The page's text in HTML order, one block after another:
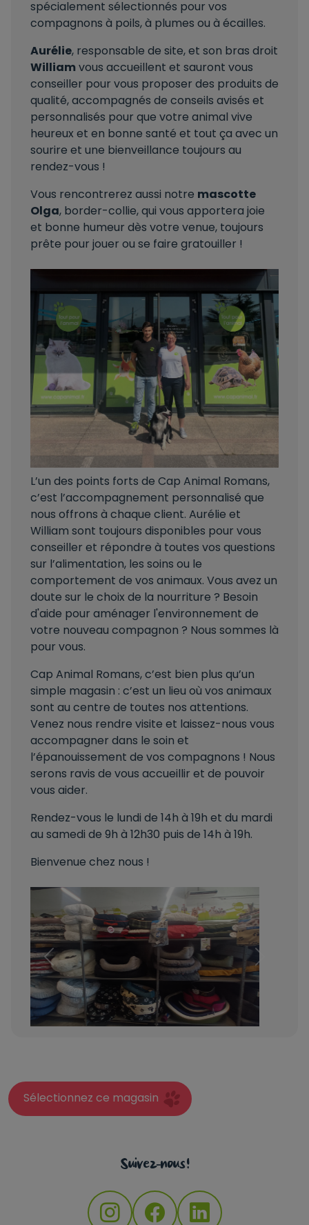
spécialement sélectionnés pour vos
compagnons à poils, à plumes ou à écailles.
Aurélie, responsable de site, et son bras droit
Williamvous accueillent et sauront vous
conseiller pour vous proposer des produits de
qualité, accompagnés de conseils avisés et
personnalisés pour que votre animal vive
heureux et en bonne santé et tout ça avec un
sourire et une bienveillance toujours au
rendez-vous !
Vous rencontrerez aussi notre mascotte
Olga, border-collie, qui vous apportera joie
et bonne humeur dès votre venue, toujours
prête pour jouer ou se faire gratouiller !
L’un des points forts de Cap Animal Romans,
c’est l’accompagnement personnalisé que
nous offrons à chaque client. Aurélie et
William sont toujours disponibles pour vous
conseiller et répondre à toutes vos questions
sur l’alimentation, les soins ou le
comportement de vos animaux. Vous avez un
doute sur le choix de la nourriture ? Besoin
d'aide pour aménager l'environnement de
votre nouveau compagnon ? Nous sommes là
pour vous.
Cap Animal Romans, c’est bien plus qu’un
simple magasin : c’est un lieu où vos animaux
sont au centre de toutes nos attentions.
Venez nous rendre visite et laissez-nous vous
accompagner dans le soin et
l’épanouissement de vos compagnons ! Nous
serons ravis de vous accueillir et de pouvoir
vous aider.
Rendez-vous le lundi de 14h à 19h et du mardi
au samedi de 9h à 12h30 puis de 14h à 19h.
Bienvenue chez nous !
Previous Next
Sélectionnez ce magasin
Suivez-nous !